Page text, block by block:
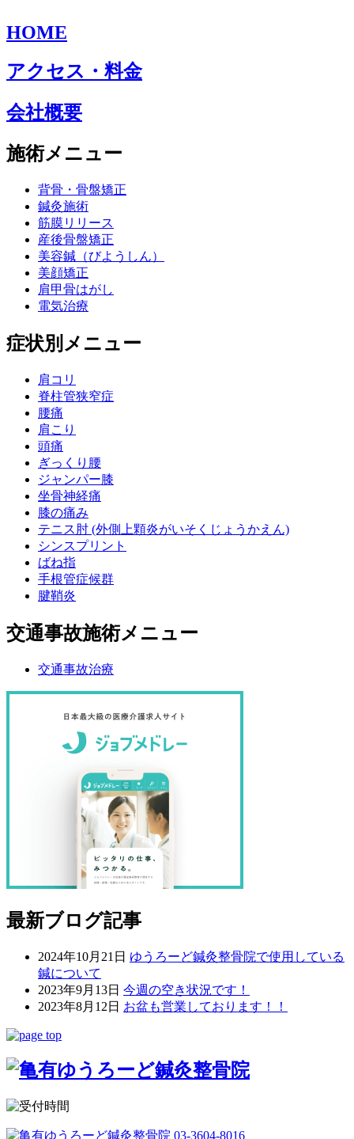
HOME
アクセス・料金
会社概要
施術メニュー
背骨・骨盤矯正
鍼灸施術
筋膜リリース
産後骨盤矯正
美容鍼（びようしん）
美顔矯正
肩甲骨はがし
電気治療
症状別メニュー
肩コリ
脊柱管狭窄症
腰痛
肩こり
頭痛
ぎっくり腰
ジャンパー膝
坐骨神経痛
膝の痛み
テニス肘 (外側上顆炎がいそくじょうかえん)
シンスプリント
ばね指
手根管症候群
腱鞘炎
交通事故施術メニュー
交通事故治療
最新ブログ記事
2024年10月21日 ゆうろーど鍼灸整骨院で使用している
鍼について
2023年9月13日 今週の空き状況です！
2023年8月12日 お盆も営業しております！！